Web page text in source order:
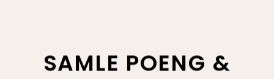
PBO
Taliano shirt Star
Rue de femme
SAMLE POENG &